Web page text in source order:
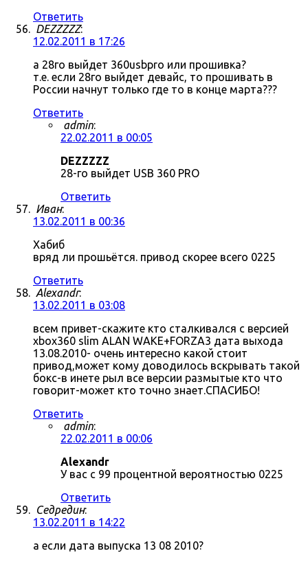
Ответить
DEZZZZZ:
12.02.2011 в 17:26
а 28го выйдет 360usbpro или прошивка?
т.е. если 28го выйдет девайс, то прошивать в
России начнут только где то в конце марта???
Ответить
admin:
22.02.2011 в 00:05
DEZZZZZ
28-го выйдет USB 360 PRO
Ответить
Иван:
13.02.2011 в 00:36
Хабиб
вряд ли прошьётся. привод скорее всего 0225
Ответить
Alexandr:
13.02.2011 в 03:08
всем привет-скажите кто сталкивался с версией
xbox360 slim ALAN WAKE+FORZA3 дата выхода
13.08.2010- очень интересно какой стоит
привод,может кому доводилось вскрывать такой
бокс-в инете рыл все версии размытые кто что
говорит-может кто точно знает.СПАСИБО!
Ответить
admin:
22.02.2011 в 00:06
Alexandr
У вас с 99 процентной вероятностью 0225
Ответить
Седредин:
13.02.2011 в 14:22
а если дата выпуска 13 08 2010?